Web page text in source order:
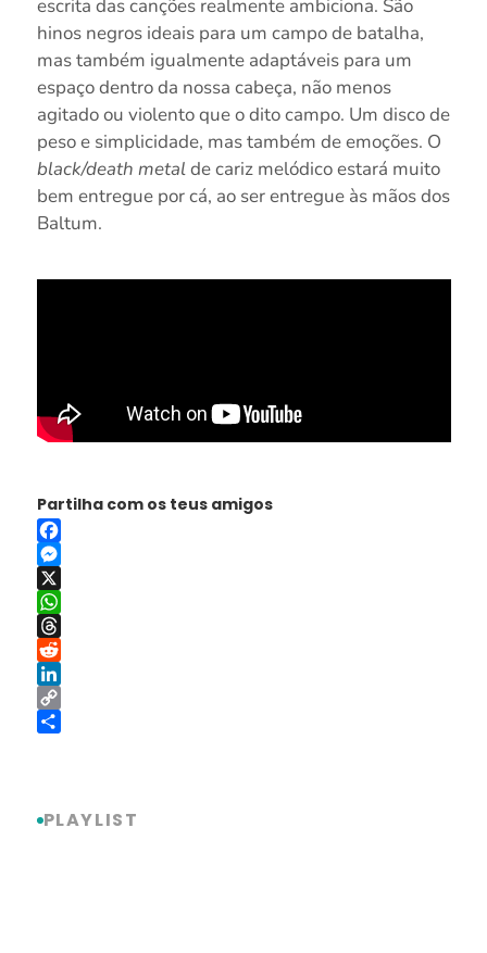
escrita das canções realmente ambiciona. São
hinos negros ideais para um campo de batalha,
mas também igualmente adaptáveis para um
espaço dentro da nossa cabeça, não menos
agitado ou violento que o dito campo. Um disco de
peso e simplicidade, mas também de emoções. O
black/death metalde cariz melódico estará muito
bem entregue por cá, ao ser entregue às mãos dos
Baltum.
Partilha com os teus amigos
Facebook
Messenger
X
WhatsApp
Threads
Reddit
LinkedIn
Copy
PLAYLIST